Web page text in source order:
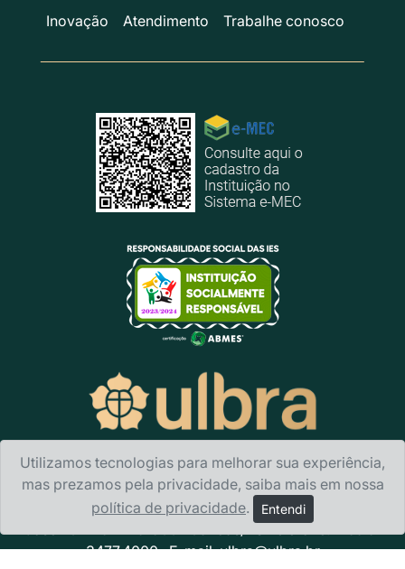
Inovação
Atendimento Trabalhe conosco
Ulbra Canoas- Avenida Farroupilha, 8001 · Bairro São
José · CEP 92425-900 · Canoas/RS Telefone: + 55 51
3477.4000 · E-mail:ulbra@ulbra.br
Utilizamos tecnologias para melhorar sua experiência,
mas prezamos pela privacidade, saiba mais em nossa
política de privacidade. Entendi